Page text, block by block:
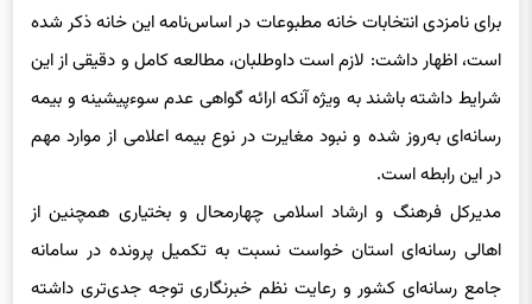
برای نامزدی انتخابات خانه مطبوعات در اساس‌نامه این خانه ذکر شده
است، اظهار داشت: لازم است داوطلبان، مطالعه کامل و دقیقی از این
شرایط داشته باشند به ویژه آنکه ارائه گواهی عدم سوءپیشینه و بیمه
رسانه‌ای به‌روز شده و نبود مغایرت در نوع بیمه اعلامی از موارد مهم
در این رابطه است.
مدیرکل فرهنگ و ارشاد اسلامی چهارمحال و بختیاری همچنین از
اهالی رسانه‌ای استان خواست نسبت به تکمیل پرونده در سامانه
جامع رسانه‌ای کشور و رعایت نظم خبرنگاری توجه جدی‌تری داشته